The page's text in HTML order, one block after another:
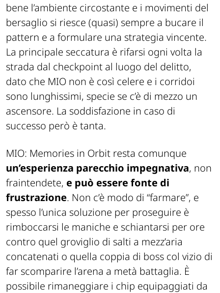
bene l’ambiente circostante e i movimenti del
bersaglio si riesce (quasi) sempre a bucare il
pattern e a formulare una strategia vincente.
La principale seccatura è rifarsi ogni volta la
strada dal checkpoint al luogo del delitto,
dato che MIO non è così celere e i corridoi
sono lunghissimi, specie se c’è di mezzo un
ascensore. La soddisfazione in caso di
successo però è tanta.
MIO: Memories in Orbit resta comunque
un’esperienza parecchio impegnativa, non
fraintendete, e può essere fonte di
frustrazione. Non c’è modo di “farmare”, e
spesso l’unica soluzione per proseguire è
rimboccarsi le maniche e schiantarsi per ore
contro quel groviglio di salti a mezz’aria
concatenati o quella coppia di boss col vizio di
far scomparire l’arena a metà battaglia. È
possibile rimaneggiare i chip equipaggiati da